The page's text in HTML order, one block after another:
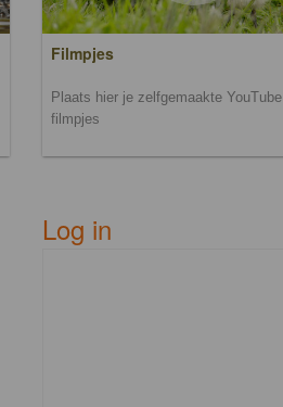
Filmpjes
Plaats hier je zelfgemaakte YouTube
filmpjes
Log in